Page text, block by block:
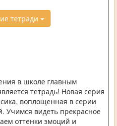
тетради
в школе главным
тетрадь! Новая серия
воплощенная в серии
Учимся видеть прекрасное
оттенки эмоций и